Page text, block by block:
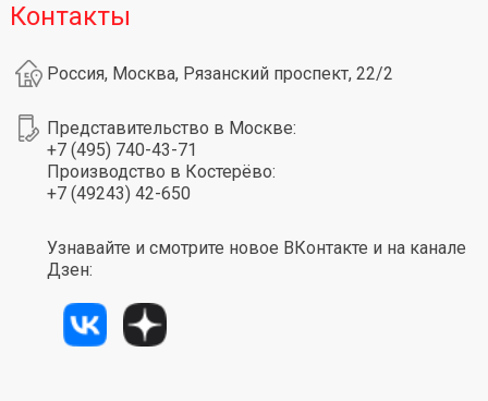
Контакты
Россия, Москва, Рязанский проспект, 22/2
Представительство в Москве:
+7 (495) 740-43-71
Производство в Костерёво:
+7 (49243) 42-650
Узнавайте и смотрите новое ВКонтакте и на канале
Дзен: